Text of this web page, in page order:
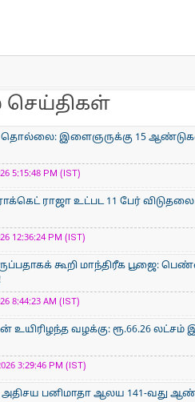
செய்திகள்
தொல்லை: இளைஞருக்கு 15
PM (IST)
ராஜா உட்பட 11 பேர்
PM (IST)
கூறி மாந்திரீக பூஜை:
AM (IST)
உயிரிழந்த வழக்கு: ரூ.66.26
3:29:46 PM (IST)
பனிமாதா ஆலய 141-வது